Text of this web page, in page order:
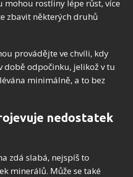
mohou rostliny lépe růst, více
zbavit některých druhů
provádějte ve chvíli, kdy
době odpočinku, jelikož v tu
minimálně, a to bez
nedostatek
zdá slabá, nejspíš to
minerálů. Může se také